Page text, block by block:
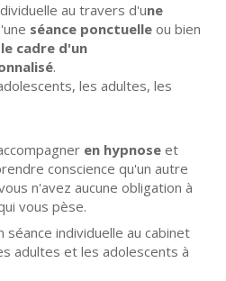
au travers d'une
séance ponctuelle ou bien
cadre d'un
.
les adultes, les
en hypnose et
conscience qu'un autre
n'avez aucune obligation à
vous pèse.
séance individuelle au cabinet
adultes et les adolescents à